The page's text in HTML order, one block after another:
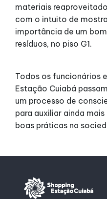
materiais
com o intuito de
importância de um
resíduos, no piso G1.
Todos os funcionários
Estação Cuiabá
um processo de
para auxiliar ainda
boas práticas na